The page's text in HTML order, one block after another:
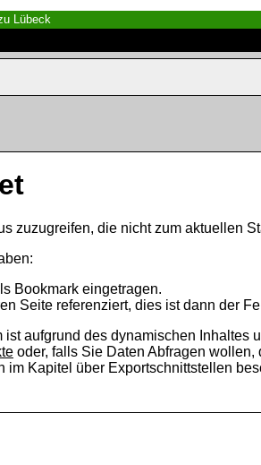
Lübeck
zuzugreifen, die nicht zum aktuellen
Bookmark eingetragen.
Seite referenziert, dies ist dann der
ist aufgrund des dynamischen Inhaltes
oder, falls Sie Daten Abfragen wollen,
im Kapitel über Exportschnittstellen